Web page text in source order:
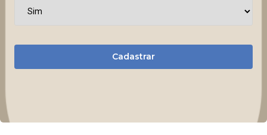
Cadastrar